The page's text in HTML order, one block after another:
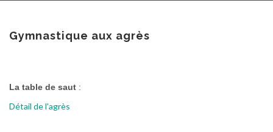
contenu
Gymnastique aux agrès
La table de saut :
Détail de l'agrès